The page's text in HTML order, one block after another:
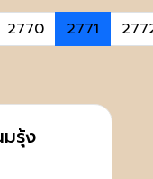
2770 2771
รุ้ง